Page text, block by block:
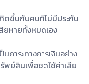
ดขึ้นกับคนที่ไม่มีประกัน
ยหายทั้งหมดเอง
ภาระทางการเงินอย่าง
พย์สินเพื่อชดใช้ค่าเสีย